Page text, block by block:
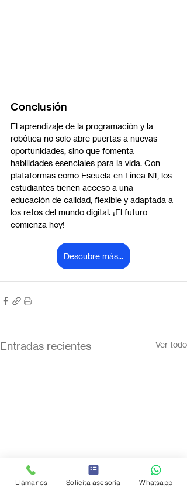
Conclusión
El aprendizaje de la programación y la
robótica no solo abre puertas a nuevas
oportunidades, sino que fomenta
habilidades esenciales para la vida. Con
plataformas como Escuela en Línea N1, los
estudiantes tienen acceso a una
educación de calidad, flexible y adaptada a
los retos del mundo digital. ¡El futuro
comienza hoy!
Descubre más...
Entradas recientes Ver todo
Llámanos Solicita asesoría Whatsapp